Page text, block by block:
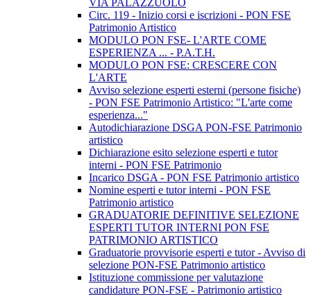
VIA PALAZZUOLO
Circ. 119 - Inizio corsi e iscrizioni - PON FSE
Patrimonio Artistico
MODULO PON FSE- L'ARTE COME
ESPERIENZA ... - P.A.T.H.
MODULO PON FSE: CRESCERE CON
L'ARTE
Avviso selezione esperti esterni (persone fisiche)
- PON FSE Patrimonio Artistico: "L'arte come
esperienza..."
Autodichiarazione DSGA PON-FSE Patrimonio
artistico
Dichiarazione esito selezione esperti e tutor
interni - PON FSE Patrimonio
Incarico DSGA - PON FSE Patrimonio artistico
Nomine esperti e tutor interni - PON FSE
Patrimonio artistico
GRADUATORIE DEFINITIVE SELEZIONE
ESPERTI TUTOR INTERNI PON FSE
PATRIMONIO ARTISTICO
Graduatorie provvisorie esperti e tutor - Avviso di
selezione PON-FSE Patrimonio artistico
Istituzione commissione per valutazione
candidature PON-FSE - Patrimonio artistico